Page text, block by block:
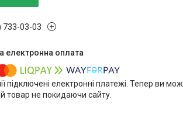
733-03-03
підключені електронні платежі. Тепер ви
товар не покидаючи сайту.